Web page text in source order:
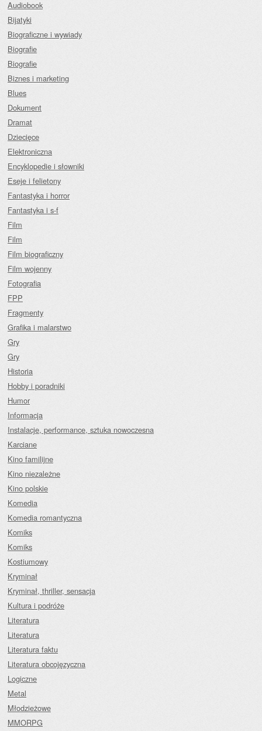
Audiobook
Bijatyki
Biograficzne i wywiady
Biografie
Biografie
Biznes i marketing
Blues
Dokument
Dramat
Dziecięce
Elektroniczna
Encyklopedie i słowniki
Eseje i felietony
Fantastyka i horror
Fantastyka i s-f
Film
Film
Film biograficzny
Film wojenny
Fotografia
FPP
Fragmenty
Grafika i malarstwo
Gry
Gry
Historia
Hobby i poradniki
Humor
Informacja
Instalacje, performance, sztuka nowoczesna
Karciane
Kino familijne
Kino niezależne
Kino polskie
Komedia
Komedia romantyczna
Komiks
Komiks
Kostiumowy
Kryminał
Kryminał, thriller, sensacja
Kultura i podróże
Literatura
Literatura
Literatura faktu
Literatura obcojęzyczna
Logiczne
Metal
Młodzieżowe
MMORPG